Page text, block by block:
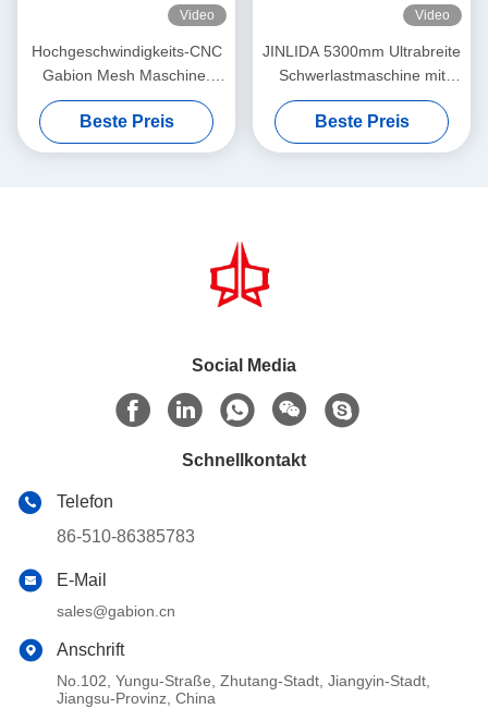
Video
Hochgeschwindigkeits-CNC
Gabion Mesh Maschine.
Stabile Produktion, höhere
Gewinne.
Beste Preis
Video
JINLIDA 5300mm Ultrabreite
Schwerlastmaschine mit
CNC-Gabion-Gittermaschine
für die Produktion von
sechsseckigen Drahtnetzen
Beste Preis
Social Media
Schnellkontakt
Telefon
86-510-86385783
E-Mail
sales@gabion.cn
Anschrift
No.102, Yungu-Straße, Zhutang-Stadt, Jiangyin-Stadt,
Jiangsu-Provinz, China